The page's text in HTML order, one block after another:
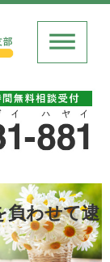
負わせて逮